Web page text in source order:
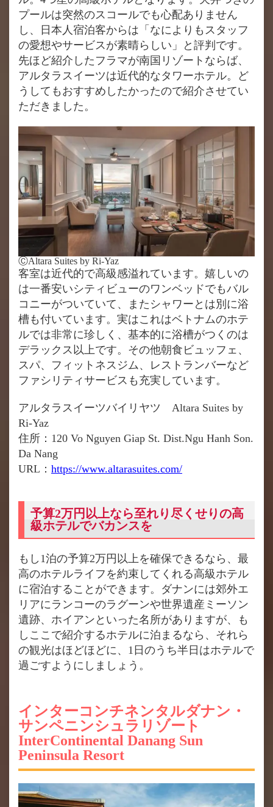
プールは突然のスコールでも心配ありません
し、日本人宿泊客からは「なによりもスタッフ
の愛想やサービスが素晴らしい」と評判です。
先ほど紹介したフラマが南国リゾートならば、
アルタラスイーツは近代的なタワーホテル。ど
うしてもおすすめしたかったので紹介させてい
ただきました。
ⒸAltara Suites by Ri-Yaz
客室は近代的で高級感溢れています。嬉しいの
は一番安いシティビューのワンベッドでもバル
コニーがついていて、またシャワーとは別に浴
槽も付いています。実はこれはベトナムのホテ
ルでは非常に珍しく、基本的に浴槽がつくのは
デラックス以上です。その他朝食ビュッフェ、
スパ、フィットネスジム、レストランバーなど
ファシリティサービスも充実しています。
アルタラスイーツバイリヤツ Altara Suites by
Ri-Yaz
住所：120 Vo Nguyen Giap St. Dist.Ngu Hanh Son.
Da Nang
URL： https://www.altarasuites.com/
予算2万円以上なら至れり尽くせりの高
級ホテルでバカンスを
もし1泊の予算2万円以上を確保できるなら、最
高のホテルライフを約束してくれる高級ホテル
に宿泊することができます。ダナンには郊外エ
リアにランコーのラグーンや世界遺産ミーソン
遺跡、ホイアンといった名所がありますが、も
しここで紹介するホテルに泊まるなら、それら
の観光はほどほどに、1日のうち半日はホテルで
過ごすようにしましょう。
インターコンチネンタルダナン・
サンペニンシュラリゾート
InterContinental Danang Sun
Peninsula Resort